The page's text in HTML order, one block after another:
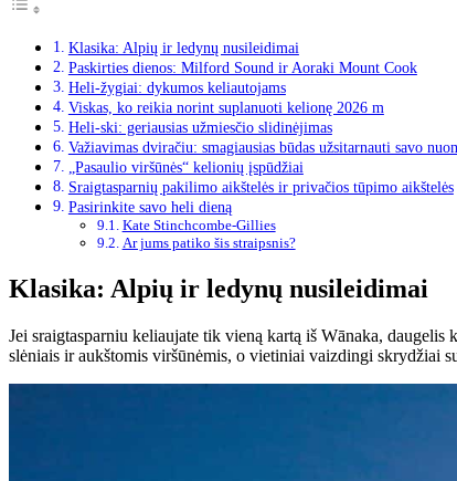
Klasika: Alpių ir ledynų nusileidimai
Paskirties dienos: Milford Sound ir Aoraki Mount Cook
Heli-žygiai: dykumos keliautojams
Viskas, ko reikia norint suplanuoti kelionę 2026 m
Heli-ski: geriausias užmiesčio slidinėjimas
Važiavimas dviračiu: smagiausias būdas užsitarnauti savo
„Pasaulio viršūnės“ kelionių įspūdžiai
Sraigtasparnių pakilimo aikštelės ir privačios tūpimo aikštelės
Pasirinkite savo heli dieną
Kate Stinchcombe-Gillies
Ar jums patiko šis straipsnis?
Klasika: Alpių ir ledynų nusileidimai
Jei sraigtasparniu keliaujate tik vieną kartą iš Wānaka,
slėniais ir aukštomis viršūnėmis, o vietiniai vaizdingi skrydžiai